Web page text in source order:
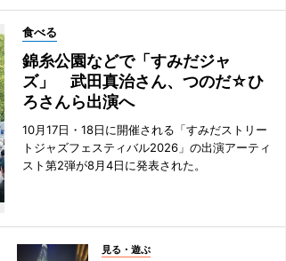
食べる
錦糸公園などで「すみだジャ
ズ」 武田真治さん、つのだ☆ひ
ろさんら出演へ
10月17日・18日に開催される「すみだストリー
トジャズフェスティバル2026」の出演アーティ
スト第2弾が8月4日に発表された。
見る・遊ぶ